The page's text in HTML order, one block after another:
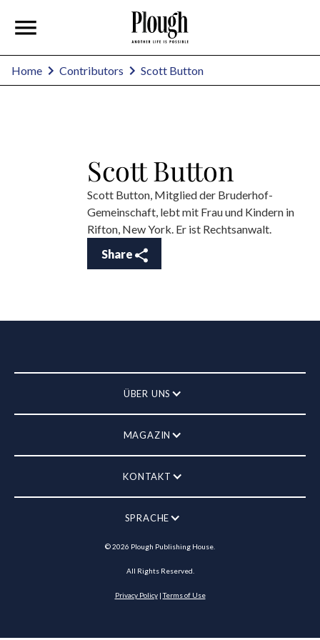
Home Contributors Scott Button
Scott Button
Scott Button, Mitglied der Bruderhof-
Gemeinschaft, lebt mit Frau und Kindern in
Rifton, New York. Er ist Rechtsanwalt.
Share
ÜBER UNS
MAGAZIN
KONTAKT
SPRACHE
©2026 Plough Publishing House.
All Rights Reserved.
Privacy Policy|Terms of Use